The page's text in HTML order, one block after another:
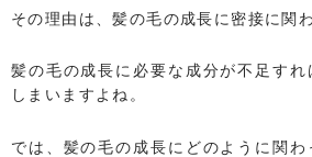
その理由は、髪の毛の成長に密接に関
髪の毛の成長に必要な成分が不足す
しまいますよね。
では、髪の毛の成長にどのように関